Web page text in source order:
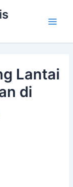
Lantai
di